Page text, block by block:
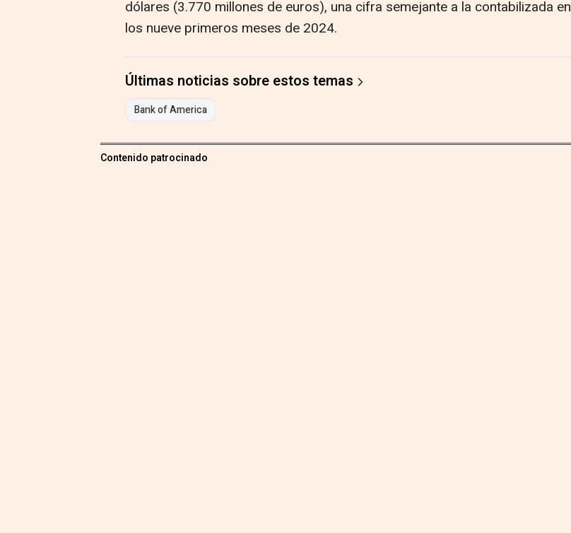
dólares (3.770 millones de euros), una cifra semejante a la contabilizada en
los nueve primeros meses de 2024.
Últimas noticias sobre estos temas
Bank of America
Contenido patrocinado